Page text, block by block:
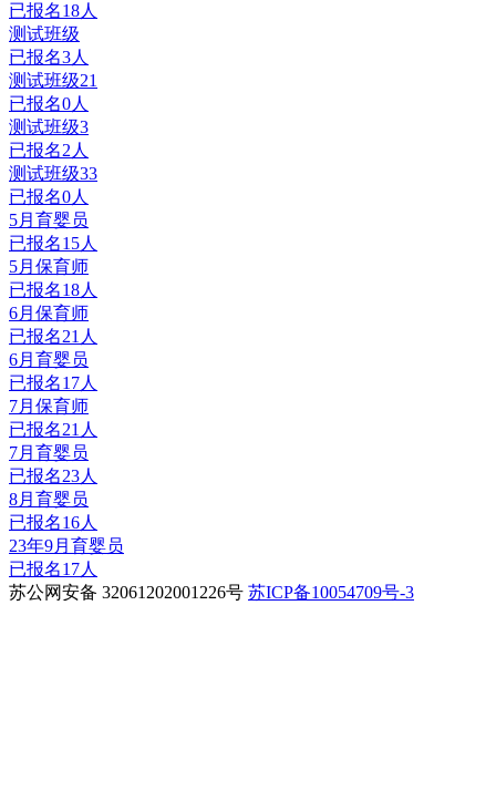
已报名18人
测试班级
已报名3人
测试班级21
已报名0人
测试班级3
已报名2人
测试班级33
已报名0人
5月育婴员
已报名15人
5月保育师
已报名18人
6月保育师
已报名21人
6月育婴员
已报名17人
7月保育师
已报名21人
7月育婴员
已报名23人
8月育婴员
已报名16人
23年9月育婴员
已报名17人
苏公网安备 32061202001226号 苏ICP备10054709号-3